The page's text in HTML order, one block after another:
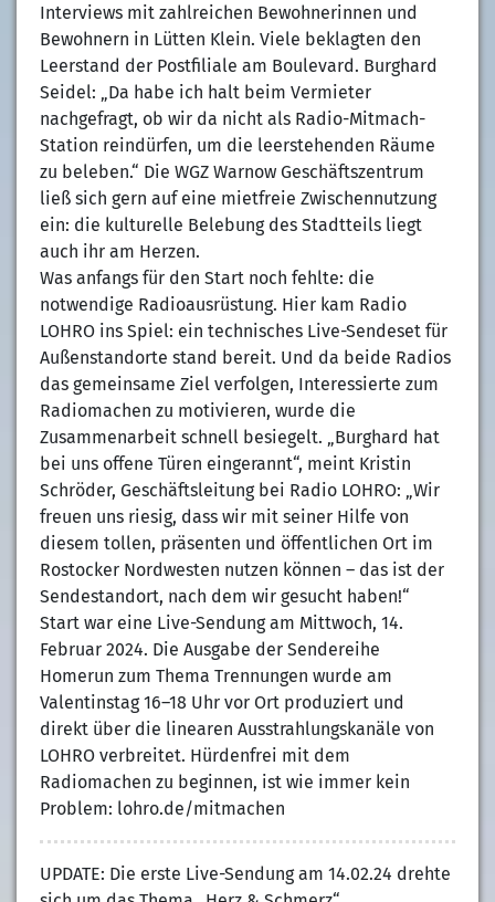
Interviews mit zahlreichen Bewohnerinnen und
Bewohnern in Lütten Klein. Viele beklagten den
Leerstand der Postfiliale am Boulevard. Burghard
Seidel: „Da habe ich halt beim Vermieter
nachgefragt, ob wir da nicht als Radio-Mitmach-
Station reindürfen, um die leerstehenden Räume
zu beleben.“ Die WGZ Warnow Geschäftszentrum
ließ sich gern auf eine mietfreie Zwischennutzung
ein: die kulturelle Belebung des Stadtteils liegt
auch ihr am Herzen.
Was anfangs für den Start noch fehlte: die
notwendige Radioausrüstung. Hier kam Radio
LOHRO ins Spiel: ein technisches Live-Sendeset für
Außenstandorte stand bereit. Und da beide Radios
das gemeinsame Ziel verfolgen, Interessierte zum
Radiomachen zu motivieren, wurde die
Zusammenarbeit schnell besiegelt. „Burghard hat
bei uns offene Türen eingerannt“, meint Kristin
Schröder, Geschäftsleitung bei Radio LOHRO: „Wir
freuen uns riesig, dass wir mit seiner Hilfe von
diesem tollen, präsenten und öffentlichen Ort im
Rostocker Nordwesten nutzen können – das ist der
Sendestandort, nach dem wir gesucht haben!“
Start war eine Live-Sendung am Mittwoch, 14.
Februar 2024. Die Ausgabe der Sendereihe
Homerun zum Thema Trennungen wurde am
Valentinstag 16–18 Uhr vor Ort produziert und
direkt über die linearen Ausstrahlungskanäle von
LOHRO verbreitet. Hürdenfrei mit dem
Radiomachen zu beginnen, ist wie immer kein
Problem: lohro.de/mitmachen
UPDATE: Die erste Live-Sendung am 14.02.24 drehte